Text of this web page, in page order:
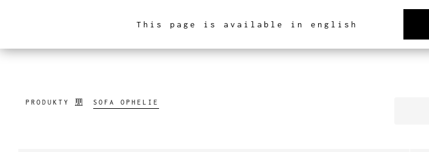
ARCHITEKTURA WNĘTRZ PRODUKTY
PRODUKTY SOFA OPHELIE
This page is available in english